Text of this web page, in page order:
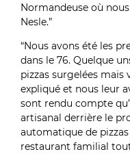
Normandeuse où
Nesle.”
“Nous avons été les
dans le 76. Quelque
pizzas surgelées mais
expliqué et nous leur
sont rendu compte
artisanal derrière le
automatique de
restaurant familial